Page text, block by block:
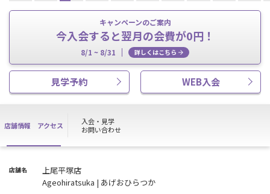
キャンペーンのご案内
今入会すると翌月の会費が0円！
8/1 ~ 8/31 詳しくはこちら
見学予約 WEB入会
店舗情報 アクセス
入会・見学
お問い合わせ
店舗名
上尾平塚店
Ageohiratsuka | あげおひらつか